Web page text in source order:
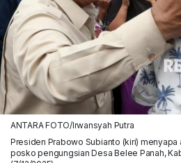
ANTARA FOTO/Irwansyah Putra
Presiden Prabowo Subianto (kiri)
posko pengungsian Desa Belee Panah,